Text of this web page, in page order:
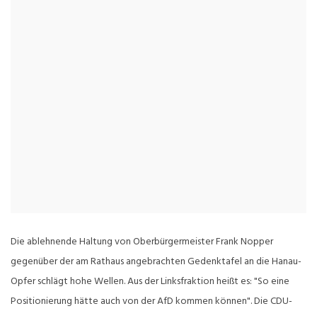
Die ablehnende Haltung von Oberbürgermeister Frank Nopper
gegenüber der am Rathaus angebrachten Gedenktafel an die Hanau-
Opfer schlägt hohe Wellen. Aus der Linksfraktion heißt es: "So eine
Positionierung hätte auch von der AfD kommen können". Die CDU-